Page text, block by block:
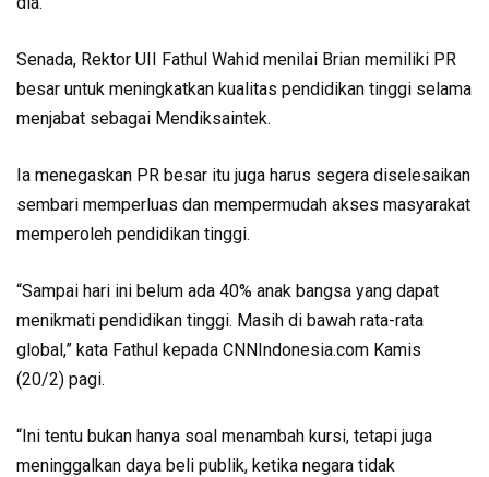
Senada, Rektor UII Fathul Wahid menilai Brian memiliki PR
besar untuk meningkatkan kualitas pendidikan tinggi selama
menjabat sebagai Mendiksaintek.
Ia menegaskan PR besar itu juga harus segera diselesaikan
sembari memperluas dan mempermudah akses masyarakat
memperoleh pendidikan tinggi.
“Sampai hari ini belum ada 40% anak bangsa yang dapat
menikmati pendidikan tinggi. Masih di bawah rata-rata
global,” kata Fathul kepada CNNIndonesia.com Kamis
(20/2) pagi.
“Ini tentu bukan hanya soal menambah kursi, tetapi juga
meninggalkan daya beli publik, ketika negara tidak